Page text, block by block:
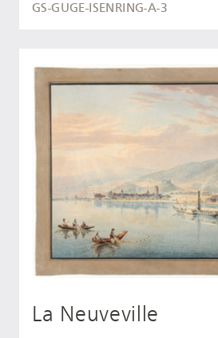
GS-GUGE-ISENRING-A-3
La Neuveville